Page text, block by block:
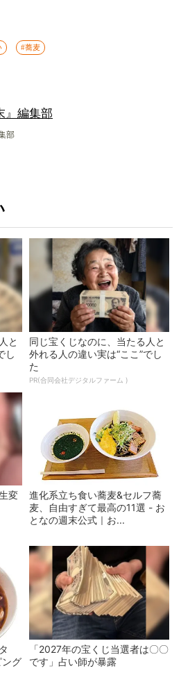
#蕎麦
』編集部
部
と
し
同じ宝くじなのに、当たる人と
外れる人の違い実は“ここ”でし
た
PR(合同会社デジタルファーム )
変
進化系立ち食い蕎麦&セルフ蕎
麦、自由すぎて最高の11選 - お
となの週末公式｜お...
ング
「2027年の宝くじ当選者は〇〇
です」占い師が暴露